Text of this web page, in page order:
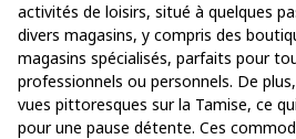
activités de loisirs, situé à quelques
divers magasins, y compris des
magasins spécialisés, parfaits pour
professionnels ou personnels. De
vues pittoresques sur la Tamise, ce
pour une pause détente. Ces